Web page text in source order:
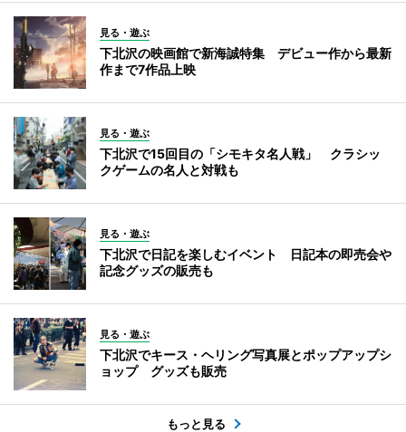
見る・遊ぶ
下北沢の映画館で新海誠特集 デビュー作から最新
作まで7作品上映
見る・遊ぶ
下北沢で15回目の「シモキタ名人戦」 クラシッ
クゲームの名人と対戦も
見る・遊ぶ
下北沢で日記を楽しむイベント 日記本の即売会や
記念グッズの販売も
見る・遊ぶ
下北沢でキース・ヘリング写真展とポップアップシ
ョップ グッズも販売
もっと見る